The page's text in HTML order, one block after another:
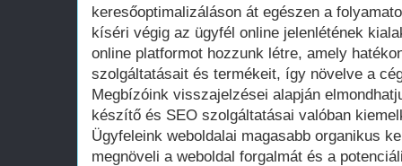
keresőoptimalizáláson át egészen a
kíséri végig az ügyfél online jelenlétének
online platformot hozzunk létre, amely
szolgáltatásait és termékeit, így növelve a
Megbízóink visszajelzései alapján
készítő és SEO szolgáltatásai valóban
Ügyfeleink weboldalai magasabb organikus
megnöveli a weboldal forgalmát és a